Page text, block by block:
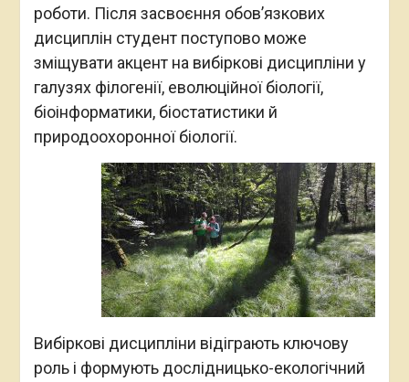
роботи. Після засвоєння обов’язкових
дисциплін студент поступово може
зміщувати акцент на вибіркові дисципліни у
галузях філогенії, еволюційної біології,
біоінформатики, біостатистики й
природоохоронної біології.
Вибіркові дисципліни відіграють ключову
роль і формують дослідницько-екологічний